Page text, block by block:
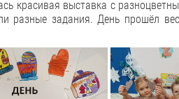
красивая выставка с
разные задания. День прошёл